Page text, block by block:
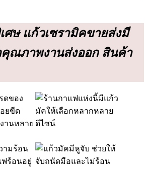
ศษ แก้วเซรามิคขายส่งมี
คุณภาพงานส่งออก สินค้า